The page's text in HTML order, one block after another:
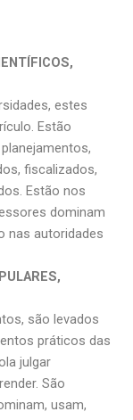
estes
Estão
fiscalizados,
Estão nos
dominam
nas autoridades
são levados
práticos das
julgar
São
usam,